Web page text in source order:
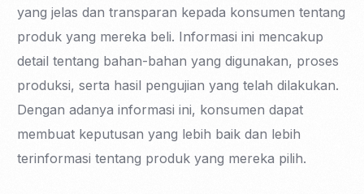
yang jelas dan transparan kepada konsumen tentang
produk yang mereka beli. Informasi ini mencakup
detail tentang bahan-bahan yang digunakan, proses
produksi, serta hasil pengujian yang telah dilakukan.
Dengan adanya informasi ini, konsumen dapat
membuat keputusan yang lebih baik dan lebih
terinformasi tentang produk yang mereka pilih.